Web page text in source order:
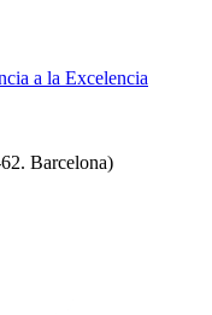
a la Excelencia
Barcelona)